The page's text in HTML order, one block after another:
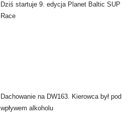
Dziś startuje 9. edycja Planet Baltic SUP
Race
Dachowanie na DW163. Kierowca był pod
wpływem alkoholu